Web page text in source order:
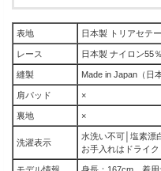
表地 日本製 トリアセテ
レース 日本製 ナイロン55
縫製 Made in Japan（日
肩パッド ×
裏地 ×
洗濯表示
水洗い不可│塩素漂
お手入れはドライ